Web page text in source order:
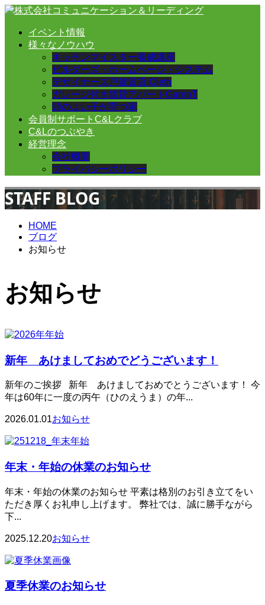
イベント情報
様々なノウハウ
キッチンマイスター養成講座
ビルダーズ・ホームページ・システム
デザイナーズ戸建賃貸 Oleth
ガレージ付き賃貸アパートGarenT
頭のよい子が育つ家
会員制サポートC&Lクラブ
C&Lのつぶやき
経営理念
会社概要
プライバシーポリシー
STAFF BLOG
HOME
ブログ
お知らせ
お知らせ
新年 あけましておめでどうございます！
新年のご挨拶 新年 あけましておめでとうございます！ 今
年は60年に一度の丙午（ひのえうま）の年...
2026.01.01お知らせ
年末・年始の休業のお知らせ
年末・年始の休業のお知らせ 平素は格別のお引き立てをい
ただき厚くお礼申し上げます。 弊社では、誠に勝手ながら
下...
2025.12.20お知らせ
夏季休業のお知らせ